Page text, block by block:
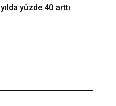
yılda yüzde 40 arttı